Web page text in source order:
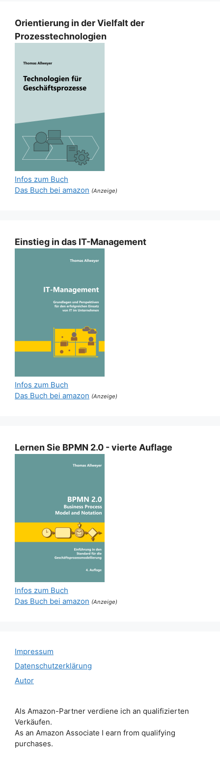
Orientierung in der Vielfalt der
Prozesstechnologien
Infos zum Buch
Das Buch bei amazon (Anzeige)
Einstieg in das IT-Management
Infos zum Buch
Das Buch bei amazon (Anzeige)
Lernen Sie BPMN 2.0 - vierte Auflage
Infos zum Buch
Das Buch bei amazon (Anzeige)
Impressum
Datenschutzerklärung
Autor
Als Amazon-Partner verdiene ich an qualifizierten
Verkäufen.
As an Amazon Associate I earn from qualifying
purchases.